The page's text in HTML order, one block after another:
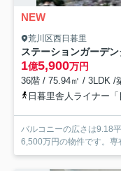
NEW
荒川区西日暮里
ステーションガーデ
1億5,900万円
36階 / 75.94㎡ / 3LDK /
日暮里舎人ライナー
バルコニーの広さは9.18
6,500万円の物件です。